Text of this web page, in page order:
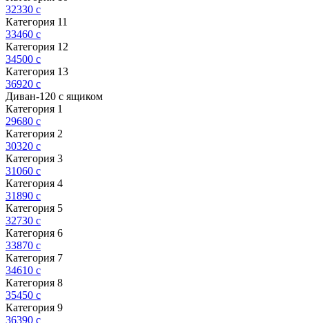
32330 c
Категория 11
33460 c
Категория 12
34500 c
Категория 13
36920 c
Диван-120 с ящиком
Категория 1
29680 c
Категория 2
30320 c
Категория 3
31060 c
Категория 4
31890 c
Категория 5
32730 c
Категория 6
33870 c
Категория 7
34610 c
Категория 8
35450 c
Категория 9
36390 c